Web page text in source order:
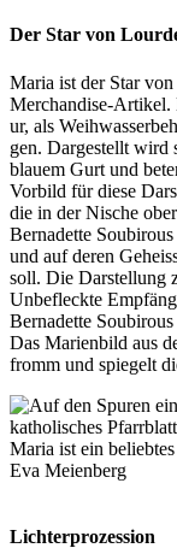
Der Star von
Maria ist der Star
Mer­chan­dise-Artikel.
ur, als
gen. Dargestellt wird
blauem Gurt und
Vor­bild für diese
die in der Nis­che
Bernadette
und auf deren
soll. Die Darstel­lung
Unbe­fleck­te
Bernadette
Das Marien­bild aus
fromm und spiegelt
Maria ist ein
Eva Meien­berg
Lichterprozession